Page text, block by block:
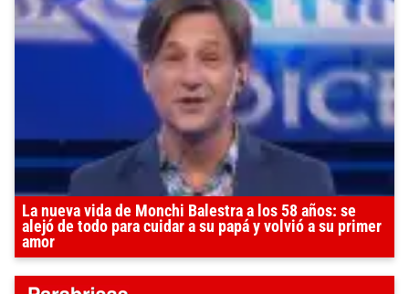
La nueva vida de Monchi Balestra a los 58 años: se
alejó de todo para cuidar a su papá y volvió a su primer
amor